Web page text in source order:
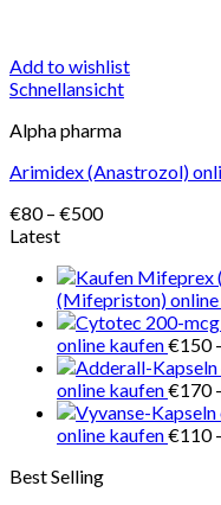
Add to wishlist
Schnellansicht
Alpha pharma
Arimidex (Anastrozol)
€80 – €500Preisspanne:
€500
Latest
(Mifepriston)
online kaufen€150
online kaufen€170
online kaufen€110
Best Selling